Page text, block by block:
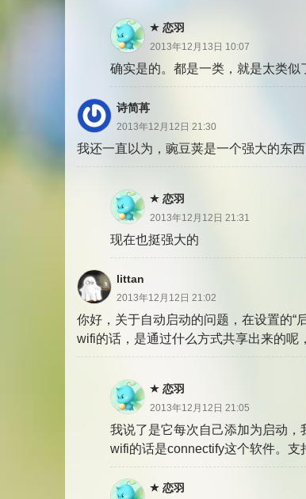
恋羽
2013年12月13日 10:07
确实是的。都是一类，就是太类似
诗简苒
2013年12月12日 21:30
我还一直以为，豌豆荚是一个强大的东
恋羽
2013年12月12日 21:31
现在也挺强大的
littan
2013年12月12日 21:02
你好，关于自动启动的问题，在设置的“
wifi的话，是通过什么方式共享出来的呢
恋羽
2013年12月12日 21:05
我说了是它每次自己添加为启动，
wifi的话是connectify这个软件。支
恋羽